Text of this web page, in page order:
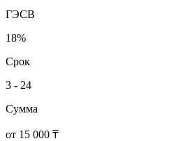
ГЭСВ
18%
Срок
3 - 24
Сумма
от 15 000 ₸